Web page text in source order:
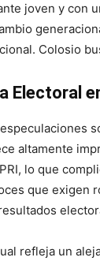
joven y con
Colosio
Electoral
altamente
lo que
que exigen
refleja un